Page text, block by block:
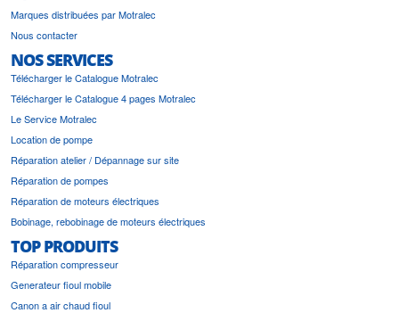
Marques distribuées par Motralec
Nous contacter
NOS SERVICES
Télécharger le Catalogue Motralec
Télécharger le Catalogue 4 pages Motralec
Le Service Motralec
Location de pompe
Réparation atelier / Dépannage sur site
Réparation de pompes
Réparation de moteurs électriques
Bobinage, rebobinage de moteurs électriques
TOP PRODUITS
Réparation compresseur
Generateur fioul mobile
Canon a air chaud fioul